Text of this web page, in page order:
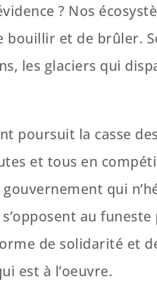
? Nos
et de brûler.
les glaciers qui
poursuit la casse
et tous en
qui
au
de solidarité et
est à l’oeuvre.